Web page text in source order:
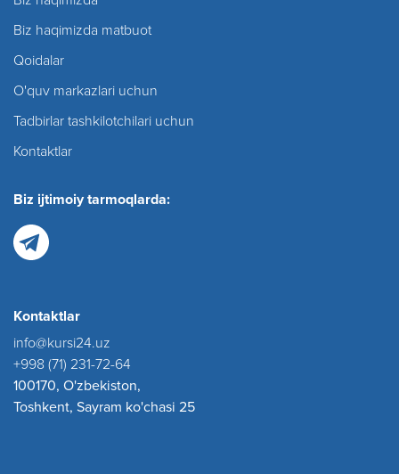
Biz haqimizda matbuot
Qoidalar
O'quv markazlari uchun
Tadbirlar tashkilotchilari uchun
Kontaktlar
Biz ijtimoiy tarmoqlarda:
Kontaktlar
info@kursi24.uz
+998 (71) 231-72-64
100170, O'zbekiston,
Toshkent, Sayram ko'chasi 25